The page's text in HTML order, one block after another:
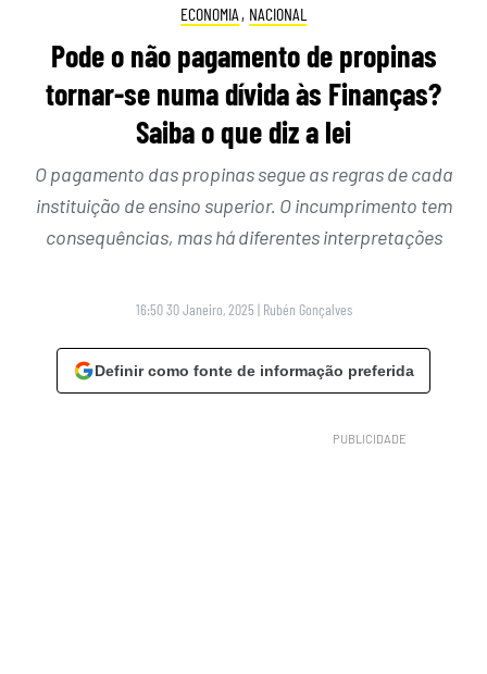
ECONOMIA , NACIONAL
Pode o não pagamento de propinas
tornar-se numa dívida às Finanças?
Saiba o que diz a lei
O pagamento das propinas segue as regras de cada
instituição de ensino superior. O incumprimento tem
consequências, mas há diferentes interpretações
16:50 30 Janeiro, 2025 | Rubén Gonçalves
Definir como fonte de informação preferida